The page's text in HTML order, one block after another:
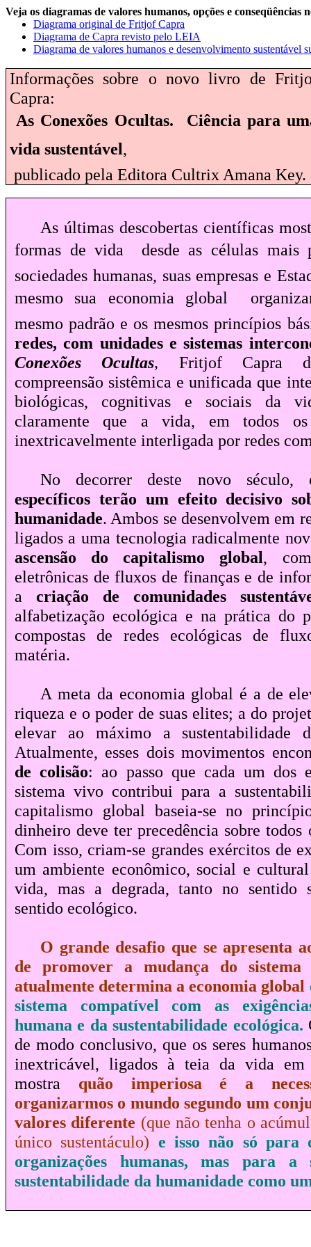
Veja os diagramas de valores humanos, opções e conseqüências
Diagrama original de Fritjof Capra
Diagrama de Capra revisto pelo LEIA
Diagrama de valores humanos e desenvolvimento sustentável
Informações sobre o novo livro de
Capra:
As Conexões Ocultas.
Ciência para
vida sustentável,
publicado pela Editora Cultrix Amana Key.
As últimas descobertas científicas
formas de vida  desde as células mais
sociedades humanas, suas empresas e
mesmo sua economia global 
mesmo padrão e os mesmos princípios
redes, com unidades e sistemas
Conexões Ocultas, Fritjof Capra
compreensão sistêmica e unificada que
biológicas, cognitivas e sociais da
claramente que a vida, em todos
inextricavelmente interligada por redes
No decorrer deste novo século,
específicos terão um efeito decisivo
humanidade. Ambos se desenvolvem em
ligados a uma tecnologia radicalmente
ascensão do capitalismo global,
eletrônicas de fluxos de finanças e de
a criação de comunidades
alfabetização ecológica e na prática do
compostas de redes ecológicas de
matéria.
A meta da economia global é a de
riqueza e o poder de suas elites; a do
elevar ao máximo a sustentabilidade
Atualmente, esses dois movimentos
de colisão: ao passo que cada um dos
sistema vivo contribui para a
capitalismo global baseia-se no
dinheiro deve ter precedência sobre todos
Com isso, criam-se grandes exércitos de
um ambiente econômico, social e
vida, mas a degrada, tanto no sentido
sentido ecológico.
O grande desafio que se apresenta
de
promover a mudança do sistema
atualmente determina a economia global
sistema compatível com as
humana e da sustentabilidade ecológica.
de modo conclusivo, que os seres
inextricável, ligados à teia da vida em
mostra quão imperiosa é a
organizarmos o mundo segundo um
valores diferente (que não tenha o
único sustentáculo) e isso não só para
organizações humanas, mas
para a
sustentabilidade da humanidade como